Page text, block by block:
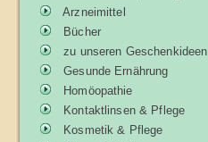
Arzneimittel
Bücher
zu unseren Geschenkideen
Gesunde Ernährung
Homöopathie
Kontaktlinsen & Pflege
Kosmetik & Pflege